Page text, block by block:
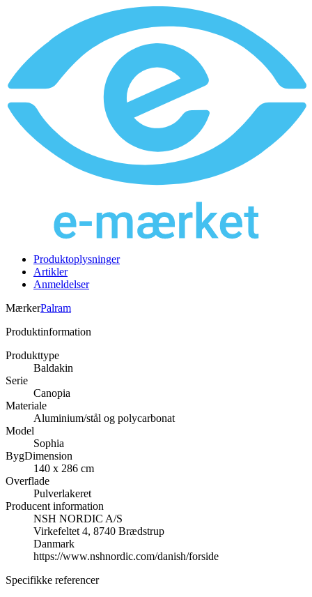
Produktoplysninger
Artikler
Anmeldelser
MærkerPalram
Produktinformation
Produkttype
Baldakin
Serie
Canopia
Materiale
Aluminium/stål og polycarbonat
Model
Sophia
BygDimension
140 x 286 cm
Overflade
Pulverlakeret
Producent information
NSH NORDIC A/S
Virkefeltet 4, 8740 Brædstrup
Danmark
https://www.nshnordic.com/danish/forside
Specifikke referencer